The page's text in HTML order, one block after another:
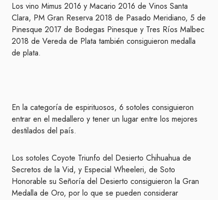
Los vino Mimus 2016 y Macario 2016 de Vinos Santa
Clara, PM Gran Reserva 2018 de Pasado Meridiano, 5 de
Pinesque 2017 de Bodegas Pinesque y Tres Ríos Malbec
2018 de Vereda de Plata también consiguieron medalla
de plata.
En la categoría de espirituosos, 6 sotoles consiguieron
entrar en el medallero y tener un lugar entre los mejores
destilados del país.
Los sotoles Coyote Triunfo del Desierto Chihuahua de
Secretos de la Vid, y Especial Wheeleri, de Soto
Honorable su Señoría del Desierto consiguieron la Gran
Medalla de Oro, por lo que se pueden considerar